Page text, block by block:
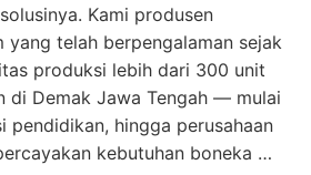
Kami produsen
yang telah berpengalaman sejak
produksi lebih dari 300 unit
di Demak Jawa Tengah — mulai
pendidikan, hingga perusahaan
kebutuhan boneka …